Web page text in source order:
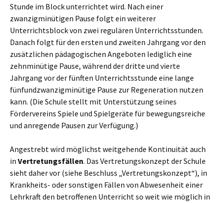
Stunde im Block unterrichtet wird. Nach einer
zwanzigminütigen Pause folgt ein weiterer
Unterrichtsblock von zwei regulären Unterrichtsstunden.
Danach folgt für den ersten und zweiten Jahrgang vor den
zusätzlichen pädagogischen Angeboten lediglich eine
zehnminütige Pause, während der dritte und vierte
Jahrgang vor der fünften Unterrichtsstunde eine lange
fünfundzwanzigminütige Pause zur Regeneration nutzen
kann. (Die Schule stellt mit Unterstützung seines
Fördervereins Spiele und Spielgeräte für bewegungsreiche
und anregende Pausen zur Verfügung.)
Angestrebt wird möglichst weitgehende Kontinuität auch
in Vertretungsfällen. Das Vertretungskonzept der Schule
sieht daher vor (siehe Beschluss „Vertretungskonzept“), in
Krankheits- oder sonstigen Fällen von Abwesenheit einer
Lehrkraft den betroffenen Unterricht so weit wie möglich in